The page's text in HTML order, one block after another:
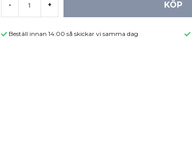
- + KÖP
Beställ innan 14:00 så skickar vi samma dag